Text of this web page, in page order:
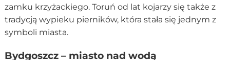
zamku krzyżackiego. Toruń od lat kojarzy się także z
tradycją wypieku pierników, która stała się jednym z
symboli miasta.
Bydgoszcz – miasto nad wodą